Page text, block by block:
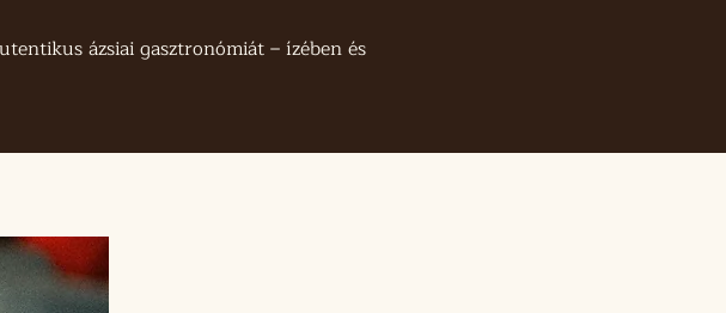
ázsiai gasztronómiát – ízében és
szolgálunk, ahol még a